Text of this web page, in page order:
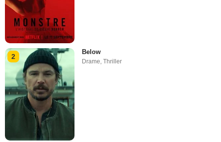
2
Below
Drame ,Thriller